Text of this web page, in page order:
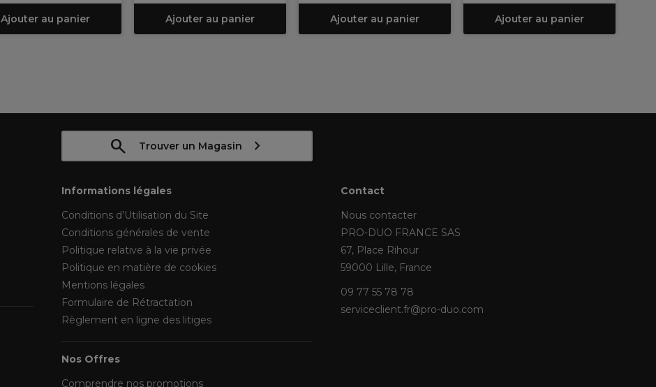
Ajouter au panier Ajouter au panier Ajouter au panier Ajouter au panier
Trouver un Magasin
Informations légales
Conditions d’Utilisation du Site
Conditions générales de vente
Politique relative à la vie privée
Politique en matière de cookies
Mentions légales
Formulaire de Rétractation
Règlement en ligne des litiges
Nos Offres
Comprendre nos promotions
Contact
Nous contacter
PRO-DUO FRANCE SAS
67, Place Rihour
59000 Lille, France
09 77 55 78 78
serviceclient.fr@pro-duo.com